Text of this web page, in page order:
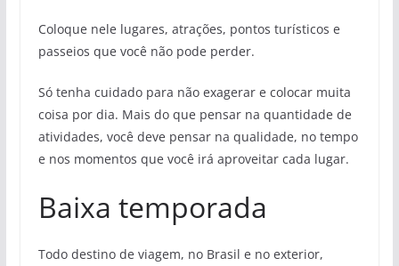
Coloque nele lugares, atrações, pontos turísticos e
passeios que você não pode perder.
Só tenha cuidado para não exagerar e colocar muita
coisa por dia. Mais do que pensar na quantidade de
atividades, você deve pensar na qualidade, no tempo
e nos momentos que você irá aproveitar cada lugar.
Baixa temporada
Todo destino de viagem, no Brasil e no exterior,